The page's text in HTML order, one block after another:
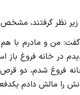
زیر نظر گرفتند،
من و مادرم با
در خانه فروغ
فروغ شدم، دو
مالش دادم یکدفعه